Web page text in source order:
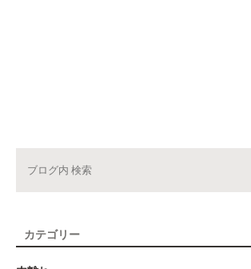
カテゴリー